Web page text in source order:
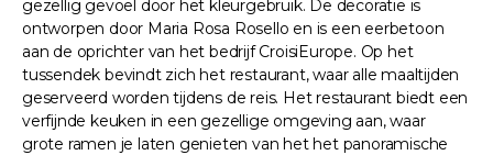
gezellig gevoel door het kleurgebruik. De decoratie is
ontworpen door Maria Rosa Rosello en is een eerbetoon
aan de oprichter van het bedrijf CroisiEurope. Op het
tussendek bevindt zich het restaurant, waar alle maaltijden
geserveerd worden tijdens de reis. Het restaurant biedt een
verfijnde keuken in een gezellige omgeving aan, waar
grote ramen je laten genieten van het het panoramische